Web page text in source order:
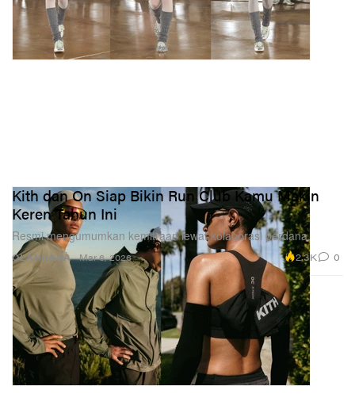
OLAHRAGA
Kith dan On Siap Bikin Run Club Kamu Makin
Keren Tahun Ini
Resmi mengumumkan kemitraan lewat kolaborasi perdana.
Mar 6, 2026 2.3K 0